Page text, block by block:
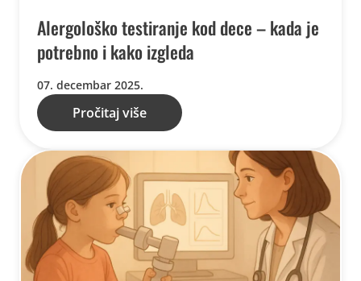
Alergološko testiranje kod dece – kada je
potrebno i kako izgleda
07. decembar 2025.
Pročitaj više